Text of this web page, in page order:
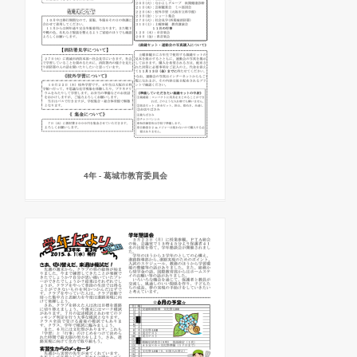
4年 - 葛城市教育委員会